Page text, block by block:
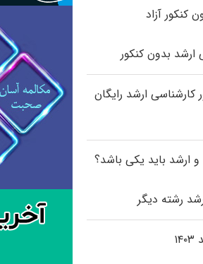
کنکور آزاد
ارشد بدون کنکور
کارشناسی ارشد رایگان
و ارشد باید یکی باشد؟
رشته دیگر